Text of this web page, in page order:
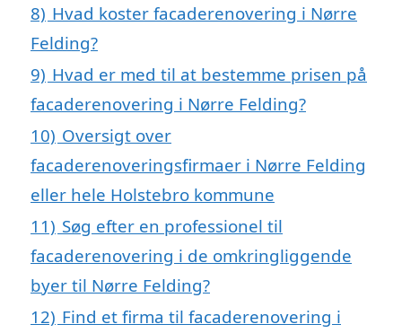
8) Hvad koster facaderenovering i Nørre
Felding?
9) Hvad er med til at bestemme prisen på
facaderenovering i Nørre Felding?
10) Oversigt over
facaderenoveringsfirmaer i Nørre Felding
eller hele Holstebro kommune
11) Søg efter en professionel til
facaderenovering i de omkringliggende
byer til Nørre Felding?
12) Find et firma til facaderenovering i